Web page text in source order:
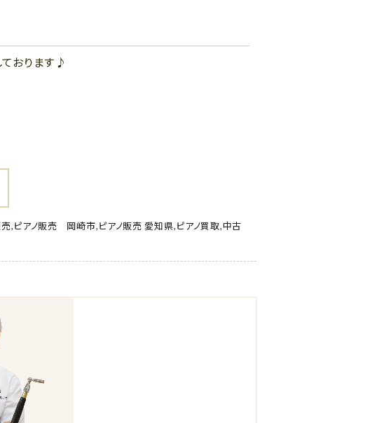
おります♪
売,ピアノ販売 岡崎市,ピアノ販売 愛知県,ピアノ買取,中古